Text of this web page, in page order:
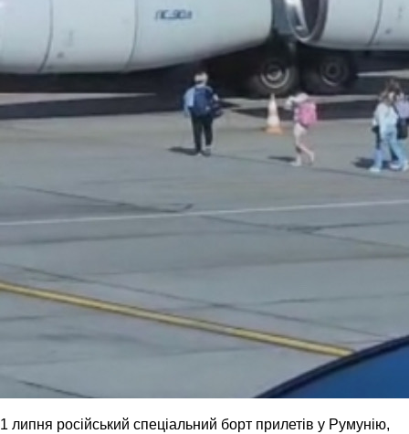
1 липня російський спеціальний борт прилетів у Румунію,